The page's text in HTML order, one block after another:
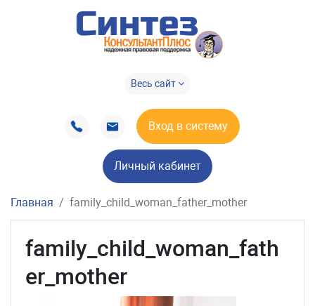
Весь сайт
Вход в систему
Личный кабинет
Главная family_child_woman_father_mother
family_child_woman_fath
er_mother